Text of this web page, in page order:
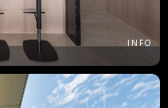
INFO